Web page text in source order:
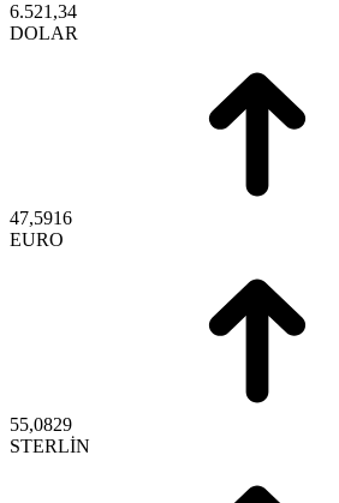
6.521,34
DOLAR
47,5916
EURO
55,0829
STERLİN